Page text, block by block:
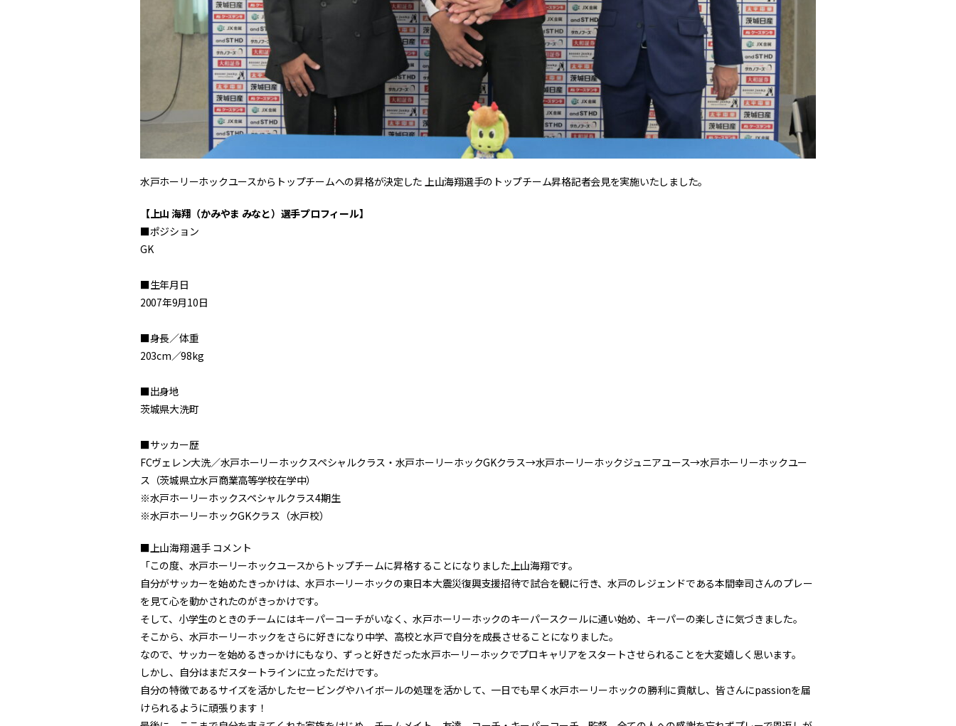
水戸ホーリーホックユースからトップチームへの昇格が決定した 上山海翔選手のトップチーム昇格記者会見を実施いたしました。
【上山 海翔（かみやま みなと）選手プロフィール】
■ポジション
GK
■生年月日
2007年9月10日
■身長／体重
203cm／98kg
■出身地
茨城県大洗町
■サッカー歴
FCヴェレン大洗／水戸ホーリーホックスペシャルクラス・水戸ホーリーホックGKクラス→水戸ホーリーホックジュニアユース→水戸ホーリーホックユー
ス（茨城県立水戸商業高等学校在学中）
※水戸ホーリーホックスペシャルクラス4期生
※水戸ホーリーホックGKクラス（水戸校）
■上山海翔 選手 コメント
「この度、水戸ホーリーホックユースからトップチームに昇格することになりました上山海翔です。
自分がサッカーを始めたきっかけは、水戸ホーリーホックの東日本大震災復興支援招待で試合を観に行き、水戸のレジェンドである本間幸司さんのプレー
を見て心を動かされたのがきっかけです。
そして、小学生のときのチームにはキーパーコーチがいなく、水戸ホーリーホックのキーパースクールに通い始め、キーパーの楽しさに気づきました。
そこから、水戸ホーリーホックをさらに好きになり中学、高校と水戸で自分を成長させることになりました。
なので、サッカーを始めるきっかけにもなり、ずっと好きだった水戸ホーリーホックでプロキャリアをスタートさせられることを大変嬉しく思います。
しかし、自分はまだスタートラインに立っただけです。
自分の特徴であるサイズを活かしたセービングやハイボールの処理を活かして、一日でも早く水戸ホーリーホックの勝利に貢献し、皆さんにpassionを届
けられるように頑張ります！